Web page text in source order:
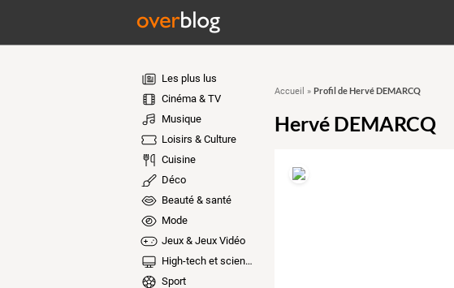
Les plus lus
Cinéma & TV
Musique
Loisirs & Culture
Cuisine
Déco
Beauté & santé
Mode
Jeux & Jeux Vidéo
High-tech et sciences
Sport
Accueil » Profil de Hervé DEMARCQ
Hervé DEMARCQ